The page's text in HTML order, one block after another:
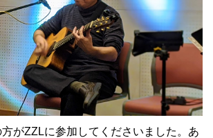
がZZLに参加してくださいました。あ